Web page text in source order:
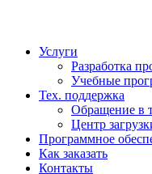
Услуги
Разработка
Учебные
Тех. поддержка
Обращение в
Центр
Программное
Как заказать
Контакты